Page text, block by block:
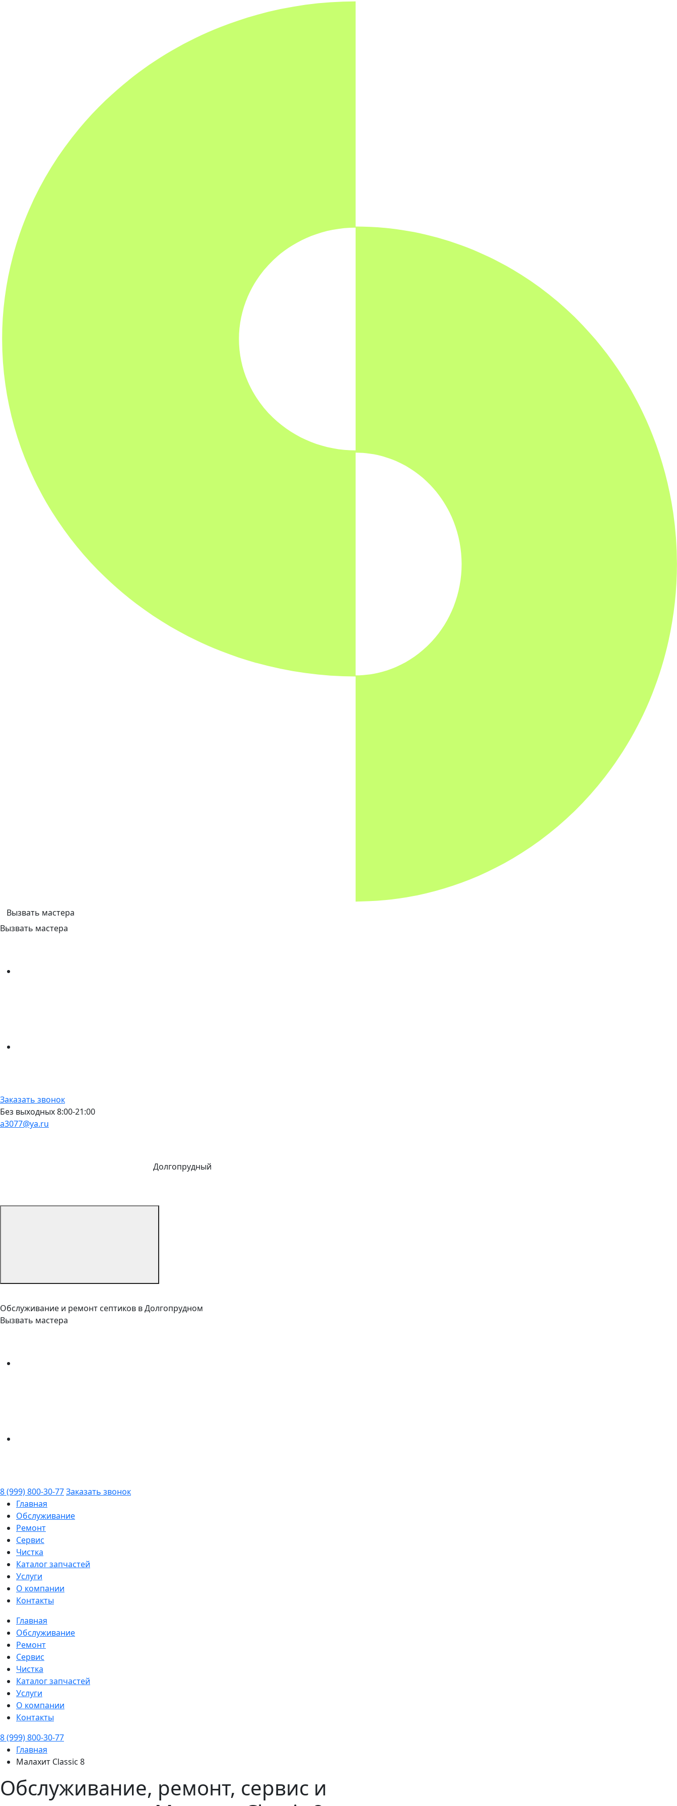
Вызвать мастера
Вызвать мастера
Заказать звонок
Без выходных 8:00-21:00
a3077@ya.ru
Долгопрудный
Обслуживание и ремонт септиков в Долгопрудном
Вызвать мастера
8 (999) 800-30-77Заказать звонок
Главная
Обслуживание
Ремонт
Сервис
Чистка
Каталог запчастей
Услуги
О компании
Контакты
Главная
Обслуживание
Ремонт
Сервис
Чистка
Каталог запчастей
Услуги
О компании
Контакты
8 (999) 800-30-77
Главная
Малахит Classic 8
Обслуживание, ремонт, сервис и